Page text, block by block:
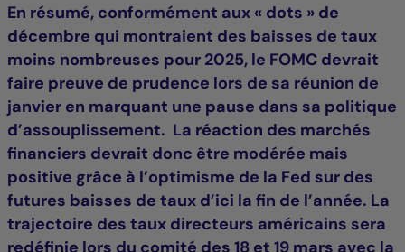
En résumé, conformément aux « dots » de
décembre qui montraient des baisses de taux
moins nombreuses pour 2025, le FOMC devrait
faire preuve de prudence lors de sa réunion de
janvier en marquant une pause dans sa politique
d’assouplissement. La réaction des marchés
financiers devrait donc être modérée mais
positive grâce à l’optimisme de la Fed sur des
futures baisses de taux d’ici la fin de l’année. La
trajectoire des taux directeurs américains sera
redéfinie lors du comité des 18 et 19 mars avec la